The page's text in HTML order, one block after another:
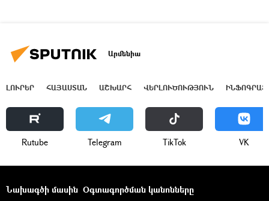
Արմենիա
ԼՈՒՐԵՐ ՀԱՅԱՍՏԱՆ ԱՇԽԱՐՀ ՎԵՐԼՈՒԾՈՒԹՅՈՒՆ
Rutube Telegram ТikТоk VK
Նախագծի մասին Օգտագործման կանոնները